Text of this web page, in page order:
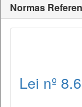
Normas
Lei nº